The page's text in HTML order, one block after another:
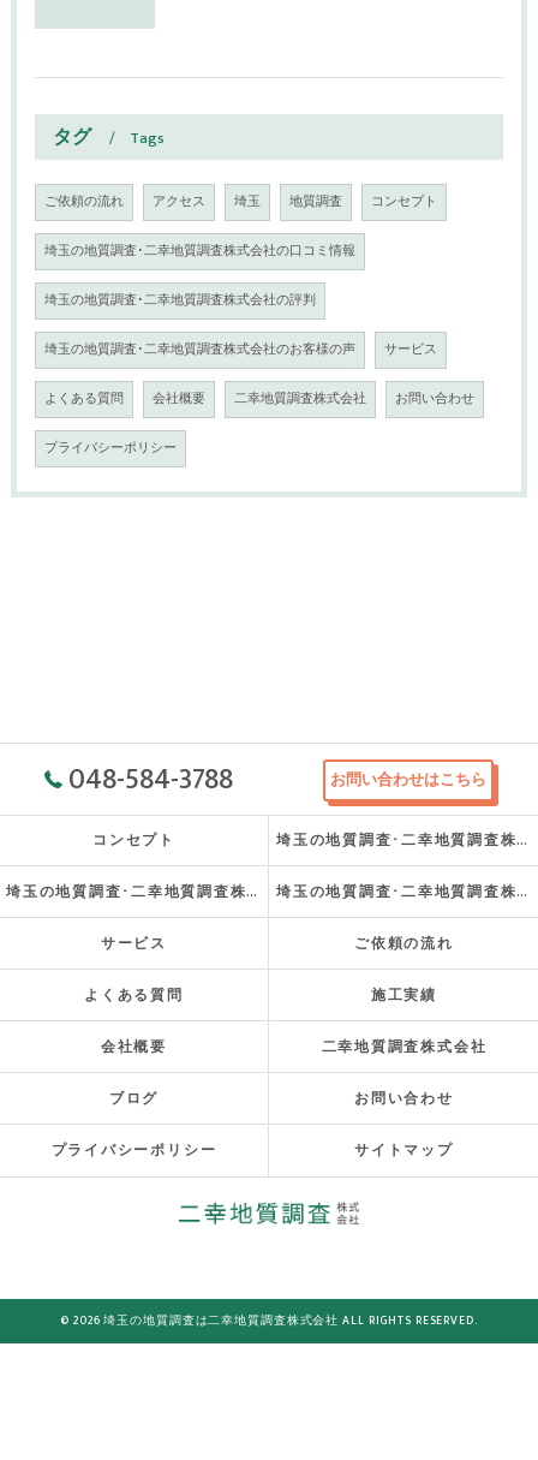
タグ Tags
ご依頼の流れ アクセス 埼玉 地質調査 コンセプト
埼玉の地質調査･二幸地質調査株式会社の口コミ情報
埼玉の地質調査･二幸地質調査株式会社の評判
埼玉の地質調査･二幸地質調査株式会社のお客様の声 サービス
よくある質問 会社概要 二幸地質調査株式会社 お問い合わせ
プライバシーポリシー
048-584-3788 お問い合わせはこちら
コンセプト 埼玉の地質調査･二幸地質調査株式会社の口コミ情報
埼玉の地質調査･二幸地質調査株式会社の評判 埼玉の地質調査･二幸地質調査株式会社のお客様の声
サービス ご依頼の流れ
よくある質問 施工実績
会社概要 二幸地質調査株式会社
ブログ お問い合わせ
プライバシーポリシー サイトマップ
© 2026 埼玉の地質調査は二幸地質調査株式会社 ALL RIGHTS RESERVED.